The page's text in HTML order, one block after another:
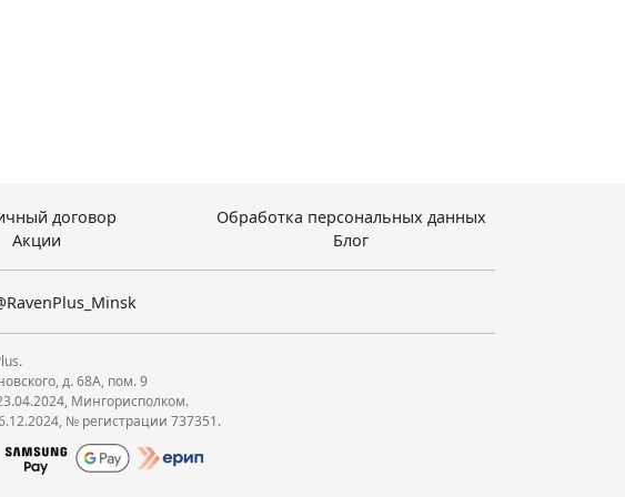
договор
Обработка персональных данных
Акции Блог
д. 68А, пом. 9
Мингорисполком.
№ регистрации 737351.